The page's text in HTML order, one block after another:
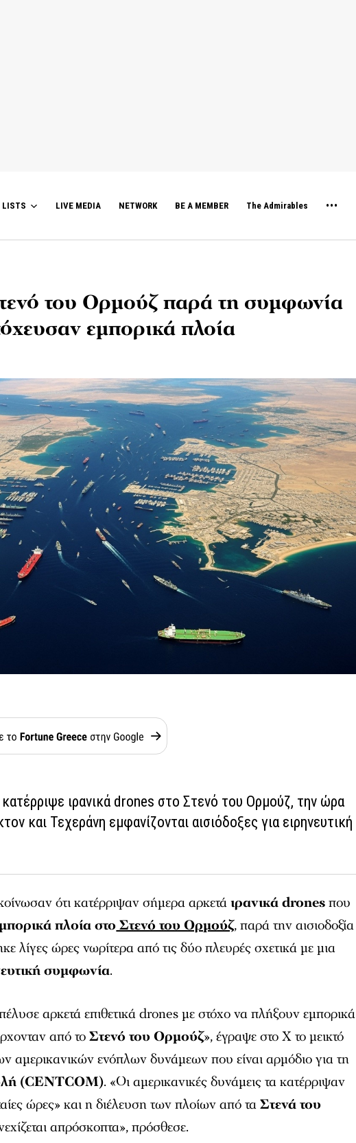
LISTS LIVE MEDIA NETWORK BE A MEMBER The Admirables
του Ορμούζ παρά τη συμφωνία
εμπορικά πλοία
ιρανικά drones στο Στενό του Ορμούζ, την ώρα
και Τεχεράνη εμφανίζονται αισιόδοξες για ειρηνευτική
ότι κατέρριψαν σήμερα αρκετάιρανικά dronesπου
πλοία στοΣτενό του Ορμούζ, παρά την αισιοδοξία
λίγες ώρες νωρίτερα από τις δύο πλευρές σχετικά με μια
συμφωνία.
αρκετά επιθετικά drones με στόχο να πλήξουν εμπορικά
από τοΣτενό του Ορμούζ», έγραψε στο Χ το μεικτό
αμερικανικών ενόπλων δυνάμεων που είναι αρμόδιο για τη
(CENTCOM). «Οι αμερικανικές δυνάμεις τα κατέρριψαν
ώρες» και η διέλευση των πλοίων από ταΣτενά του
απρόσκοπτα», πρόσθεσε.